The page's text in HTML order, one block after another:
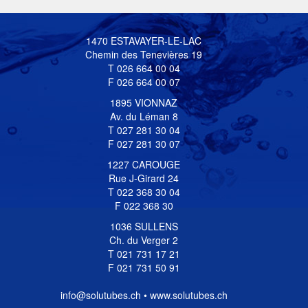
1470 ESTAVAYER-LE-LAC
Chemin des Tenevières 19
T 026 664 00 04
F 026 664 00 07
1895 VIONNAZ
Av. du Léman 8
T 027 281 30 04
F 027 281 30 07
1227 CAROUGE
Rue J-Girard 24
T 022 368 30 04
F 022 368 30
1036 SULLENS
Ch. du Verger 2
T 021 731 17 21
F 021 731 50 91
info@solutubes.ch • www.solutubes.ch